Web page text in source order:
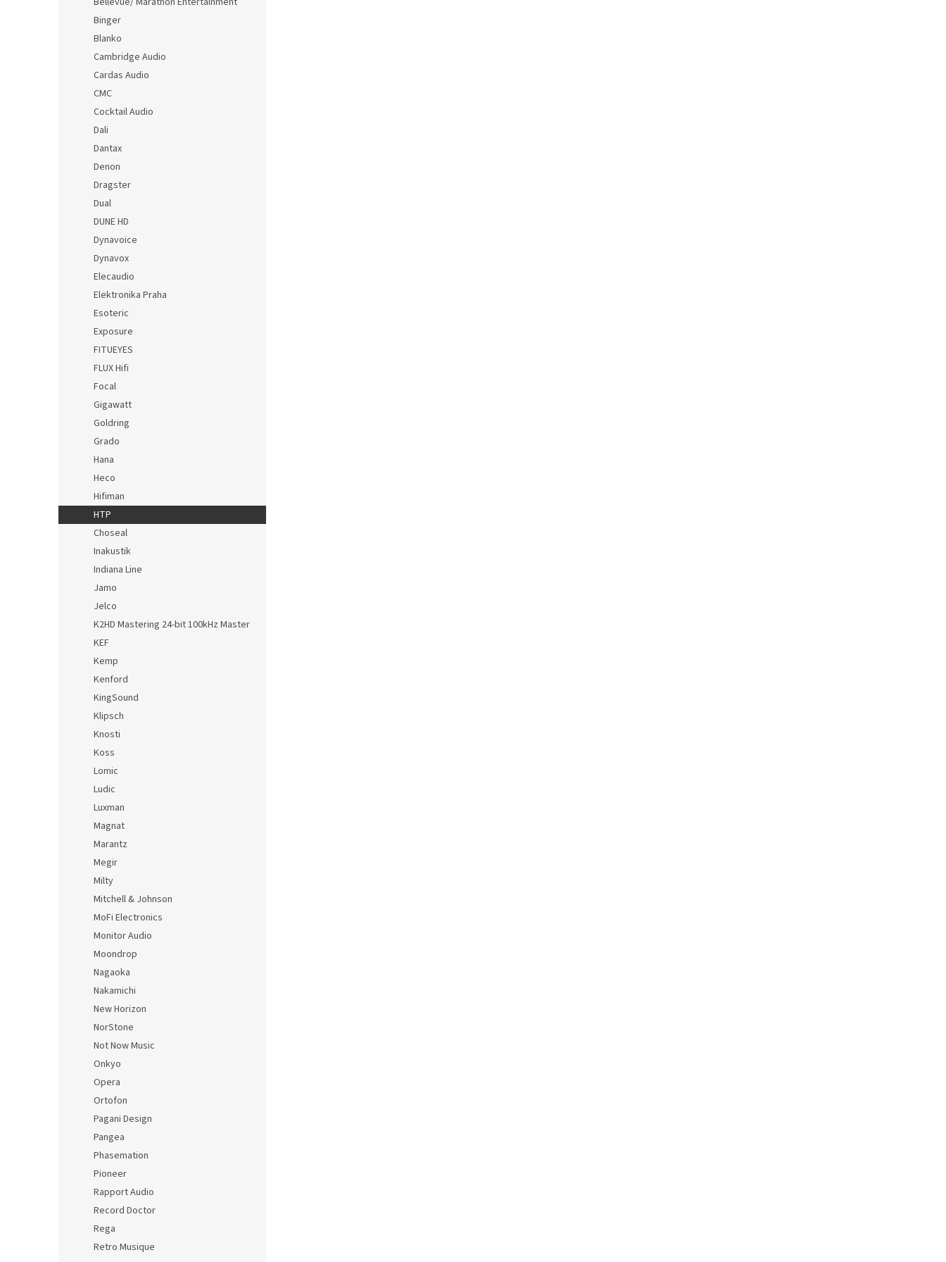
Binger
Blanko
Cambridge Audio
Cardas Audio
CMC
Cocktail Audio
Dali
Dantax
Denon
Dragster
Dual
DUNE HD
Dynavoice
Dynavox
Elecaudio
Elektronika Praha
Esoteric
Exposure
FITUEYES
FLUX Hifi
Focal
Gigawatt
Goldring
Grado
Hana
Heco
Hifiman
HTP
Choseal
Inakustik
Indiana Line
Jamo
Jelco
K2HD Mastering 24-bit 100kHz Master
KEF
Kemp
Kenford
KingSound
Klipsch
Knosti
Koss
Lomic
Ludic
Luxman
Magnat
Marantz
Megir
Milty
Mitchell & Johnson
MoFi Electronics
Monitor Audio
Moondrop
Nagaoka
Nakamichi
New Horizon
NorStone
Not Now Music
Onkyo
Opera
Ortofon
Pagani Design
Pangea
Phasemation
Pioneer
Rapport Audio
Record Doctor
Rega
Retro Musique